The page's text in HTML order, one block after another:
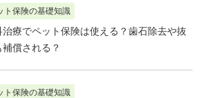
ト保険の基礎知識
治療でペット保険は使える？歯石除去や抜
補償される？
ト保険の基礎知識